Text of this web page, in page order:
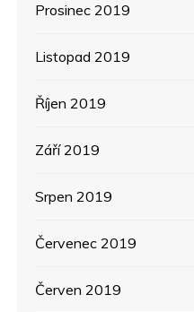
Prosinec 2019
Listopad 2019
Říjen 2019
Září 2019
Srpen 2019
Červenec 2019
Červen 2019